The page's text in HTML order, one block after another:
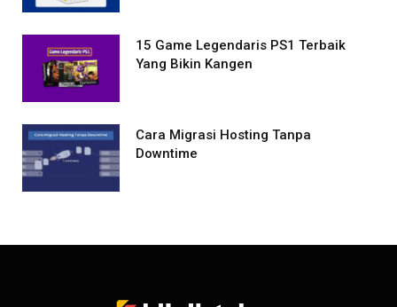
15 Game Legendaris PS1 Terbaik
Yang Bikin Kangen
Cara Migrasi Hosting Tanpa
Downtime